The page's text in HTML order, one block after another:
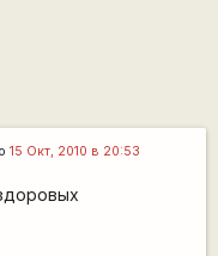
15 Окт, 2010 в 20:53